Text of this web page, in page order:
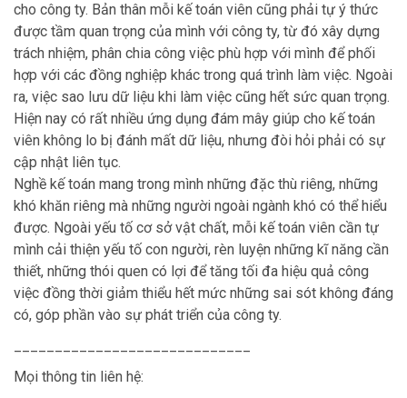
cho công ty. Bản thân mỗi kế toán viên cũng phải tự ý thức
được tầm quan trọng của mình với công ty, từ đó xây dựng
trách nhiệm, phân chia công việc phù hợp với mình để phối
hợp với các đồng nghiệp khác trong quá trình làm việc. Ngoài
ra, việc sao lưu dữ liệu khi làm việc cũng hết sức quan trọng.
Hiện nay có rất nhiều ứng dụng đám mây giúp cho kế toán
viên không lo bị đánh mất dữ liệu, nhưng đòi hỏi phải có sự
cập nhật liên tục.
Nghề kế toán mang trong mình những đặc thù riêng, những
khó khăn riêng mà những người ngoài ngành khó có thể hiểu
được. Ngoài yếu tố cơ sở vật chất, mỗi kế toán viên cần tự
mình cải thiện yếu tố con người, rèn luyện những kĩ năng cần
thiết, những thói quen có lợi để tăng tối đa hiệu quả công
việc đồng thời giảm thiểu hết mức những sai sót không đáng
có, góp phần vào sự phát triển của công ty.
Mọi thông tin liên hệ: